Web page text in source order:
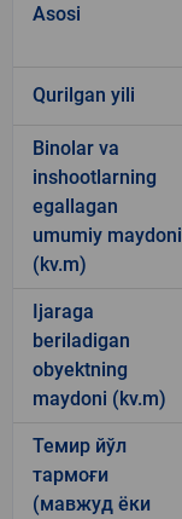
Asosi
Qurilgan yili
Binolar va
inshootlarning
egallagan
umumiy maydoni
(kv.m)
Ijaraga
beriladigan
obyektning
maydoni (kv.m)
Темир йўл
тармоғи
(мавжуд ёки